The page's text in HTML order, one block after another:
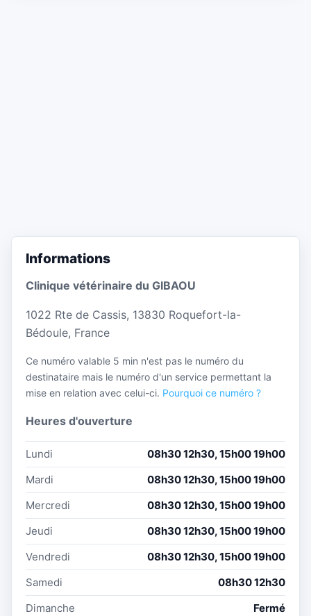
Informations
Clinique vétérinaire du GIBAOU
1022 Rte de Cassis, 13830 Roquefort-la-
Bédoule, France
Ce numéro valable 5 min n'est pas le numéro du
destinataire mais le numéro d'un service permettant la
mise en relation avec celui-ci. Pourquoi ce numéro ?
Heures d'ouverture
Lundi
08h30 12h30, 15h00 19h00
Mardi
08h30 12h30, 15h00 19h00
Mercredi
08h30 12h30, 15h00 19h00
Jeudi
08h30 12h30, 15h00 19h00
Vendredi
08h30 12h30, 15h00 19h00
Samedi
08h30 12h30
Dimanche
Fermé